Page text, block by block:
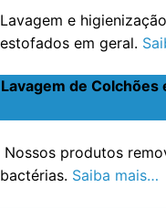
Lavagem e
estofados em geral.
Lavagem de Colchões
Nossos produtos
bactérias. Saiba mais…